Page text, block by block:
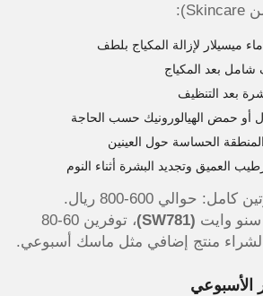
ميسيلار لإزالة المكياج بلطف
بعد المكياج
بعد التنظيف
أو حمض الهيالورونيك حسب الحاجة
الحساسة حول العينين
العميق وتجديد البشرة أثناء النوم
التكلفة الإجمالية لروتين كامل: حوالي 600-800 ريال.
وايت (SW781)
، توفرين 60-80
لشراء منتج إضافي مثل ماسك أسبوعي.
الأسبوعي